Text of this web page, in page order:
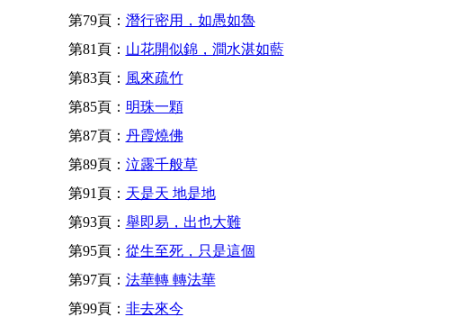
第79頁： 潛行密用，如愚如魯
第81頁： 山花開似錦，澗水湛如藍
第83頁： 風來疏竹
第85頁： 明珠一顆
第87頁： 丹霞燒佛
第89頁： 泣露千般草
第91頁： 天是天 地是地
第93頁： 舉即易，出也大難
第95頁： 從生至死，只是這個
第97頁： 法華轉 轉法華
第99頁： 非去來今